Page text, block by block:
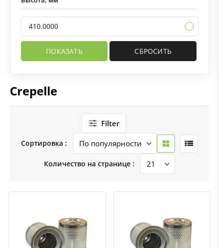
410.0000
Crepelle
Filter
Сортировка :
Количество на странице :